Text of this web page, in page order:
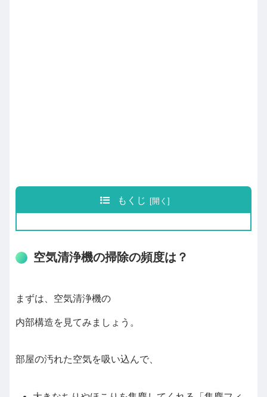
もくじ
空気清浄機の掃除の頻度は？
まずは、空気清浄機の
内部構造を見てみましょう。
部屋の汚れた空気を吸い込んで、